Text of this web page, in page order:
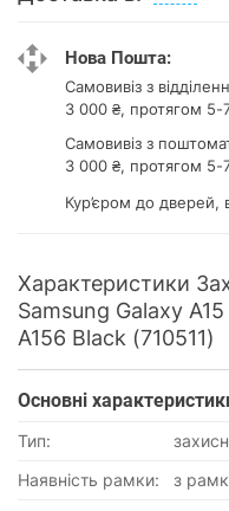
Нова Пошта:
Самовивіз з
3 000 ₴, протягом 5-
Самовивіз з
3 000 ₴, протягом 5-
Кур’єром до дверей,
Характеристики
Samsung Galaxy
A156 Black (710511)
Основнi
Тип:
Наявність рамки:
з